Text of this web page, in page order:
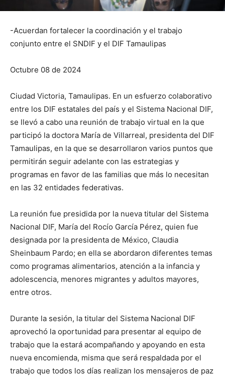
-Acuerdan fortalecer la coordinación y el trabajo
conjunto entre el SNDIF y el DIF Tamaulipas
Octubre 08 de 2024
Ciudad Victoria, Tamaulipas. En un esfuerzo colaborativo
entre los DIF estatales del país y el Sistema Nacional DIF,
se llevó a cabo una reunión de trabajo virtual en la que
participó la doctora María de Villarreal, presidenta del DIF
Tamaulipas, en la que se desarrollaron varios puntos que
permitirán seguir adelante con las estrategias y
programas en favor de las familias que más lo necesitan
en las 32 entidades federativas.
La reunión fue presidida por la nueva titular del Sistema
Nacional DIF, María del Rocío García Pérez, quien fue
designada por la presidenta de México, Claudia
Sheinbaum Pardo; en ella se abordaron diferentes temas
como programas alimentarios, atención a la infancia y
adolescencia, menores migrantes y adultos mayores,
entre otros.
Durante la sesión, la titular del Sistema Nacional DIF
aprovechó la oportunidad para presentar al equipo de
trabajo que la estará acompañando y apoyando en esta
nueva encomienda, misma que será respaldada por el
trabajo que todos los días realizan los mensajeros de paz